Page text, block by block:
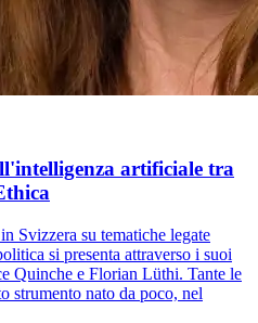
artificiale tra
Svizzera su tematiche legate
si presenta attraverso i suoi
Quinche e Florian Lüthi. Tante le
strumento nato da poco, nel